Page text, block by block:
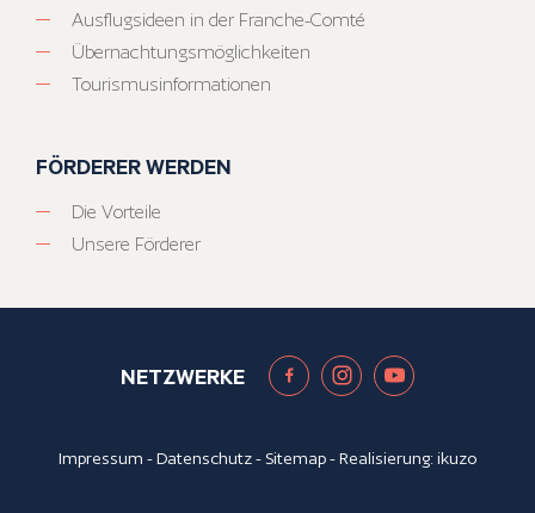
Ausflugsideen in der Franche-Comté
Übernachtungsmöglichkeiten
Tourismusinformationen
FÖRDERER WERDEN
Die Vorteile
Unsere Förderer
NETZWERKE
Impressum -Datenschutz- Sitemap- Realisierung:ikuzo